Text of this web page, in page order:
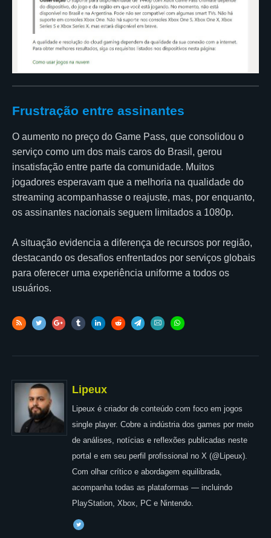
Frustração entre assinantes
O aumento no preço do Game Pass, que consolidou o
serviço como um dos mais caros do Brasil, gerou
insatisfação entre parte da comunidade. Muitos
jogadores esperavam que a melhoria na qualidade do
streaming acompanhasse o reajuste, mas, por enquanto,
os assinantes nacionais seguem limitados a 1080p.
A situação evidencia a diferença de recursos por região,
destacando os desafios enfrentados por serviços globais
para oferecer uma experiência uniforme a todos os
usuários.
Lipeux
Lipeux é criador de conteúdo com foco em jogos
single player. Cobre a indústria dos games por meio
de análises, notícias e reflexões publicadas neste
portal e em seu perfil profissional no X (@Lipeux).
Com olhar crítico e abordagem equilibrada,
acompanha todas as plataformas — incluindo
PlayStation, Xbox, PC e Nintendo.